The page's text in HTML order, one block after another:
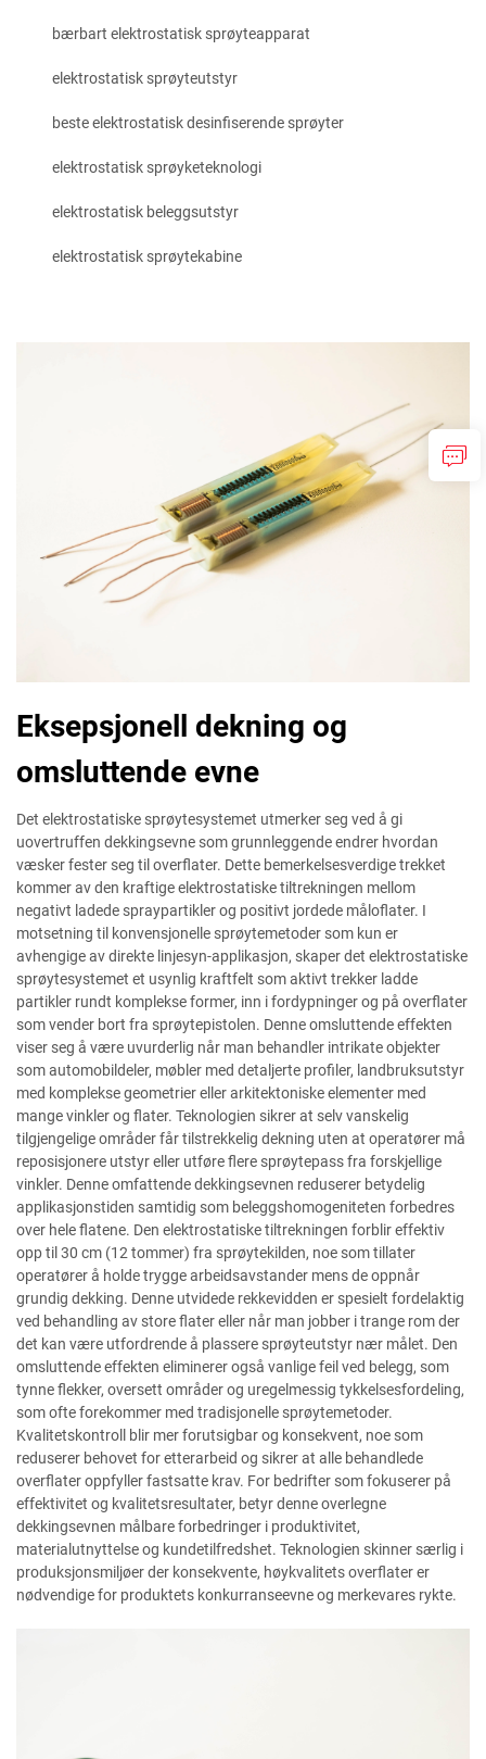
bærbart elektrostatisk sprøyteapparat
elektrostatisk sprøyteutstyr
beste elektrostatisk desinfiserende sprøyter
elektrostatisk sprøyketeknologi
elektrostatisk beleggsutstyr
elektrostatisk sprøytekabine
Eksepsjonell dekning og
omsluttende evne
Det elektrostatiske sprøytesystemet utmerker seg ved å gi
uovertruffen dekkingsevne som grunnleggende endrer hvordan
væsker fester seg til overflater. Dette bemerkelsesverdige trekket
kommer av den kraftige elektrostatiske tiltrekningen mellom
negativt ladede spraypartikler og positivt jordede måloflater. I
motsetning til konvensjonelle sprøytemetoder som kun er
avhengige av direkte linjesyn-applikasjon, skaper det elektrostatiske
sprøytesystemet et usynlig kraftfelt som aktivt trekker ladde
partikler rundt komplekse former, inn i fordypninger og på overflater
som vender bort fra sprøytepistolen. Denne omsluttende effekten
viser seg å være uvurderlig når man behandler intrikate objekter
som automobildeler, møbler med detaljerte profiler, landbruksutstyr
med komplekse geometrier eller arkitektoniske elementer med
mange vinkler og flater. Teknologien sikrer at selv vanskelig
tilgjengelige områder får tilstrekkelig dekning uten at operatører må
reposisjonere utstyr eller utføre flere sprøytepass fra forskjellige
vinkler. Denne omfattende dekkingsevnen reduserer betydelig
applikasjonstiden samtidig som beleggshomogeniteten forbedres
over hele flatene. Den elektrostatiske tiltrekningen forblir effektiv
opp til 30 cm (12 tommer) fra sprøytekilden, noe som tillater
operatører å holde trygge arbeidsavstander mens de oppnår
grundig dekking. Denne utvidede rekkevidden er spesielt fordelaktig
ved behandling av store flater eller når man jobber i trange rom der
det kan være utfordrende å plassere sprøyteutstyr nær målet. Den
omsluttende effekten eliminerer også vanlige feil ved belegg, som
tynne flekker, oversett områder og uregelmessig tykkelsesfordeling,
som ofte forekommer med tradisjonelle sprøytemetoder.
Kvalitetskontroll blir mer forutsigbar og konsekvent, noe som
reduserer behovet for etterarbeid og sikrer at alle behandlede
overflater oppfyller fastsatte krav. For bedrifter som fokuserer på
effektivitet og kvalitetsresultater, betyr denne overlegne
dekkingsevnen målbare forbedringer i produktivitet,
materialutnyttelse og kundetilfredshet. Teknologien skinner særlig i
produksjonsmiljøer der konsekvente, høykvalitets overflater er
nødvendige for produktets konkurranseevne og merkevares rykte.